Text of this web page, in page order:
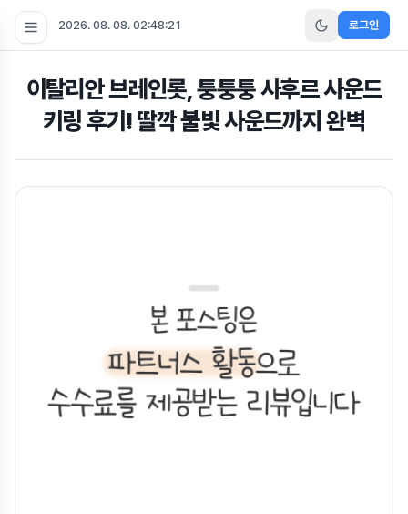
2026. 08. 08. 02:48:22 로그인
이탈리안 브레인롯, 퉁퉁퉁 사후르 사운드
키링 후기! 딸깍 불빛 사운드까지 완벽